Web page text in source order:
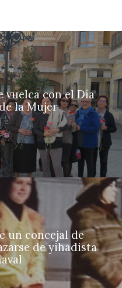
vuelca con el Día
la Mujer
un concejal de
de yihadista